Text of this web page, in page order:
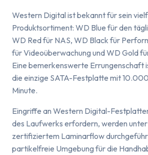
Western Digital ist bekannt für sein
Produktsortiment: WD Blue für den
WD Red für NAS, WD Black für
für Videoüberwachung und WD Gold
Eine bemerkenswerte Errungenschaft
die einzige SATA-Festplatte mit
Minute.
Eingriffe an Western Digital-
des Laufwerks erfordern, werden
zertifiziertem Laminarflow
partikelfreie Umgebung für die